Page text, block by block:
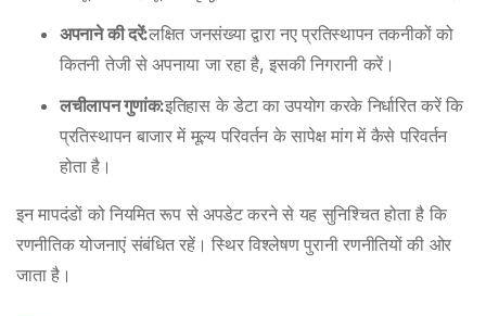
अपनाने की दरें:लक्षित जनसंख्या द्वारा नए प्रतिस्थापन तकनीकों को
कितनी तेजी से अपनाया जा रहा है, इसकी निगरानी करें।
लचीलापन गुणांक:इतिहास के डेटा का उपयोग करके निर्धारित करें कि
प्रतिस्थापन बाजार में मूल्य परिवर्तन के सापेक्ष मांग में कैसे परिवर्तन
होता है।
इन मापदंडों को नियमित रूप से अपडेट करने से यह सुनिश्चित होता है कि
रणनीतिक योजनाएं संबंधित रहें। स्थिर विश्लेषण पुरानी रणनीतियों की ओर
जाता है।